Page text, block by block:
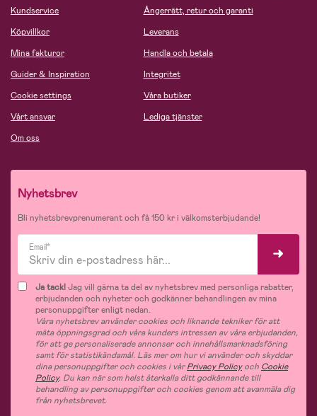
Kundservice
Köpvillkor
Mina fakturor
Guider & Inspiration
Cookie settings
Vårt ansvar
Om oss
Ångerrätt, retur och garanti
Leverans
Handla och betala
Integritet
Våra butiker
Lediga tjänster
Nyhetsbrev
Bli nyhetsbrevprenumerant och få 150 kr i välkomsterbjudande!
Email*
Ja tack!Jag vill gärna ta del av nyhetsbrev med personliga rabatter,
erbjudanden och nyheter och godkänner behandlingen av mina
personuppgifter enligt nedan.
Våra nyhetsbrev använder cookies och liknande tekniker för att
mäta öppningsgrad och våra kunders intressen av våra erbjudanden,
för att ge personaliserade annonser och innehållsmarknadsföring
samt för statistikändamål. Läs mer om hur vi använder och skyddar
dina personuppgifter och cookies i vårPrivacy Policyoch Cookie
Policy. Du kan när som helst återkalla ditt godkännande till
behandling av personuppgifter och cookies genom att avanmäla dig
från nyhetsbrevet.